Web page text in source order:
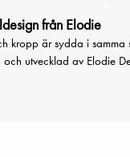
från Elodie
kropp är sydda i
och utvecklad av Elodie